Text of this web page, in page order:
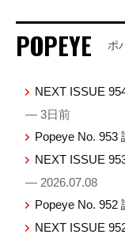
POPEYE ポ
NEXT ISSUE
— 3日前
Popeye No. 953
NEXT ISSUE
— 2026.07.08
Popeye No. 952
NEXT ISSUE